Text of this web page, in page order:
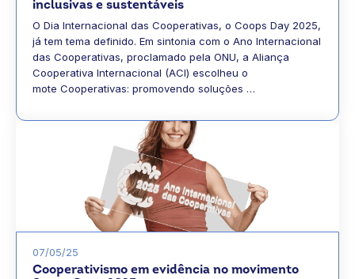
inclusivas e sustentáveis
O Dia Internacional das Cooperativas, o Coops Day 2025,
já tem tema definido. Em sintonia com o Ano Internacional
das Cooperativas, proclamado pela ONU, a Aliança
Cooperativa Internacional (ACI) escolheu o
mote Cooperativas: promovendo soluções …
07/05/25
Cooperativismo em evidência no movimento